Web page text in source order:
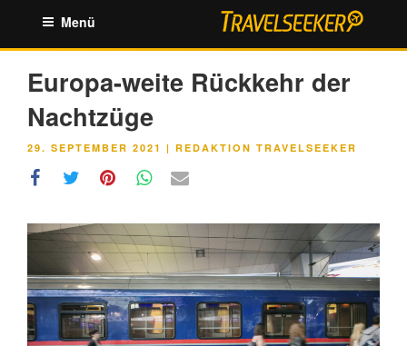
springen
Menü
Europa-weite Rückkehr der
Nachtzüge
VERÖFFENTLICHT
29. SEPTEMBER 2021 | REDAKTION TRAVELSEEKER